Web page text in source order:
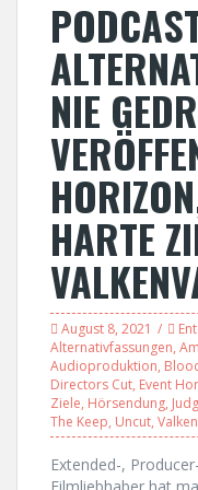
NIE
HARTE
August 8, 2021
Alternativfassungen,
Audioproduktion,
Directors Cut, Event
Ziele, Hörsendung,
The Keep, Uncut,
Extended-,